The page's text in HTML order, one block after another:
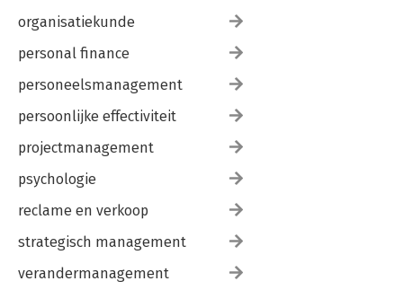
organisatiekunde
personal finance
personeelsmanagement
persoonlijke effectiviteit
projectmanagement
psychologie
reclame en verkoop
strategisch management
verandermanagement